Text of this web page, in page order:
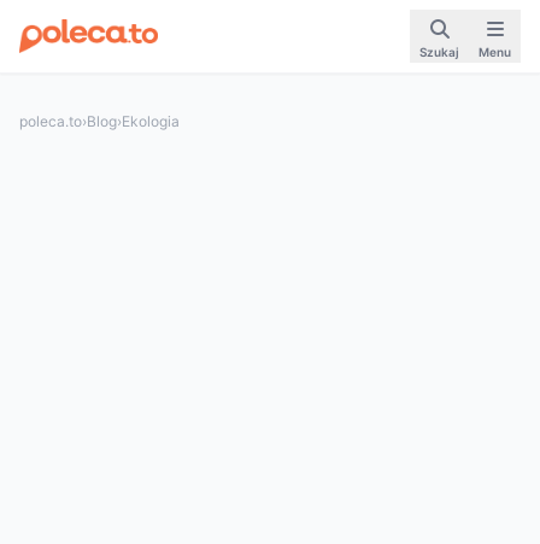
Szukaj Menu
poleca.to›Blog›Ekologia